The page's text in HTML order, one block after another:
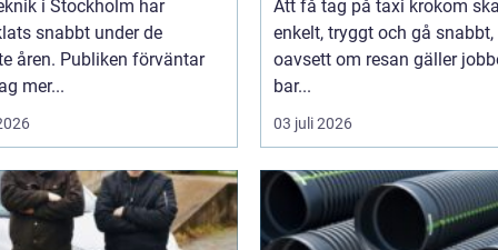
i Stockholm har
snabbt under de
åren. Publiken förväntar
mer...
Att få tag på taxi krokom
enkelt, tryggt och gå snabbt,
oavsett om resan gäller
bar...
03 juli 2026